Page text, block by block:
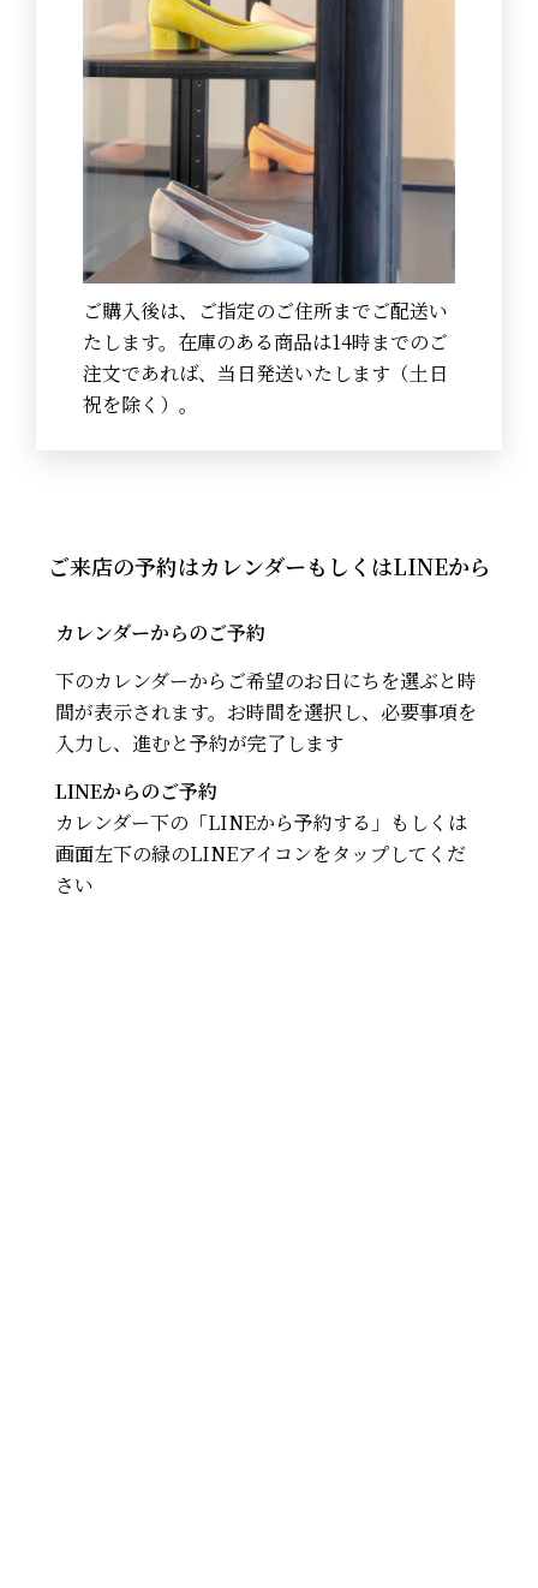
ご購入後は、ご指定のご住所までご配送い
たします。在庫のある商品は14時までのご
注文であれば、当日発送いたします（土日
祝を除く）。
ご来店の予約はカレンダーもしくはLINEから
カレンダーからのご予約
下のカレンダーからご希望のお日にちを選ぶと時
間が表示されます。 お時間を選択し、 必要事項を
入力し、進むと予約が完了します
LINEからのご予約
カレンダー下の「LINEから予約する」もしくは
画面左下の緑のLINEアイコンをタップしてくだ
さい